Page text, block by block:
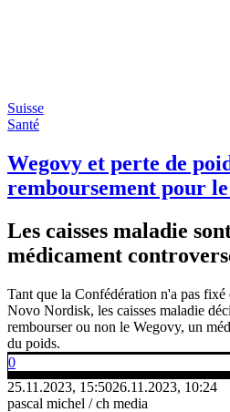
Suisse
Santé
Wegovy et perte de
remboursement pour
Les caisses maladie
médicament
Tant que la Confédération n'a pas
Novo Nordisk, les caisses maladie
rembourser ou non le Wegovy, un
du poids.
0
25.11.2023, 15:5026.11.2023, 10:24
pascal michel / ch media